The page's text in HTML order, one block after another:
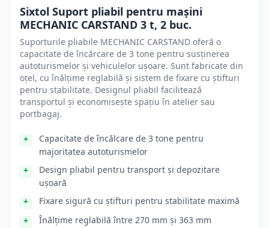
Sixtol Suport pliabil pentru mașini
MECHANIC CARSTAND 3 t, 2 buc.
Suporturile pliabile MECHANIC CARSTAND oferă o
capacitate de încărcare de 3 tone pentru susținerea
autoturismelor și vehiculelor ușoare. Sunt fabricate din
oțel, cu înălțime reglabilă și sistem de fixare cu știfturi
pentru stabilitate. Designul pliabil facilitează
transportul și economisește spațiu în atelier sau
portbagaj.
Capacitate de încălcare de 3 tone pentru
majoritatea autoturismelor
Design pliabil pentru transport și depozitare
ușoară
Fixare sigură cu știfturi pentru stabilitate maximă
Înălțime reglabilă între 270 mm și 363 mm